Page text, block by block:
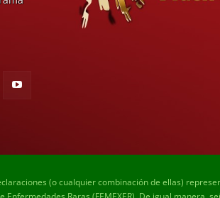
(o cualquier combinación de ellas)